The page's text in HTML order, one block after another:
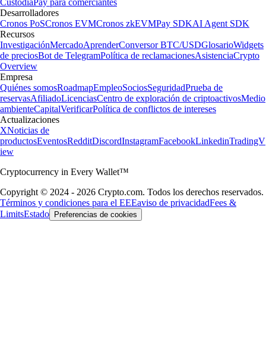
Custodia Pay para comerciantes
Desarrolladores
Cronos PoSCronos EVMCronos zkEVMPay SDKAI Agent SDK
Recursos
InvestigaciónMercadoAprenderConversor BTC/USDGlosarioWidgets
de preciosBot de TelegramPolítica de reclamacionesAsistenciaCrypto
Overview
Empresa
Quiénes somosRoadmapEmpleoSociosSeguridadPrueba de
reservasAfiliadoLicenciasCentro de exploración de criptoactivosMedio
ambienteCapitalVerificarPolítica de conflictos de intereses
Actualizaciones
XNoticias de
productosEventosRedditDiscordInstagramFacebookLinkedinTradingV
iew
Cryptocurrency in Every Wallet™
Copyright © 2024 - 2026 Crypto.com. Todos los derechos reservados.
Términos y condiciones para el EEEaviso de privacidadFees &
LimitsEstado Preferencias de cookies